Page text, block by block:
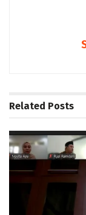
Related Posts